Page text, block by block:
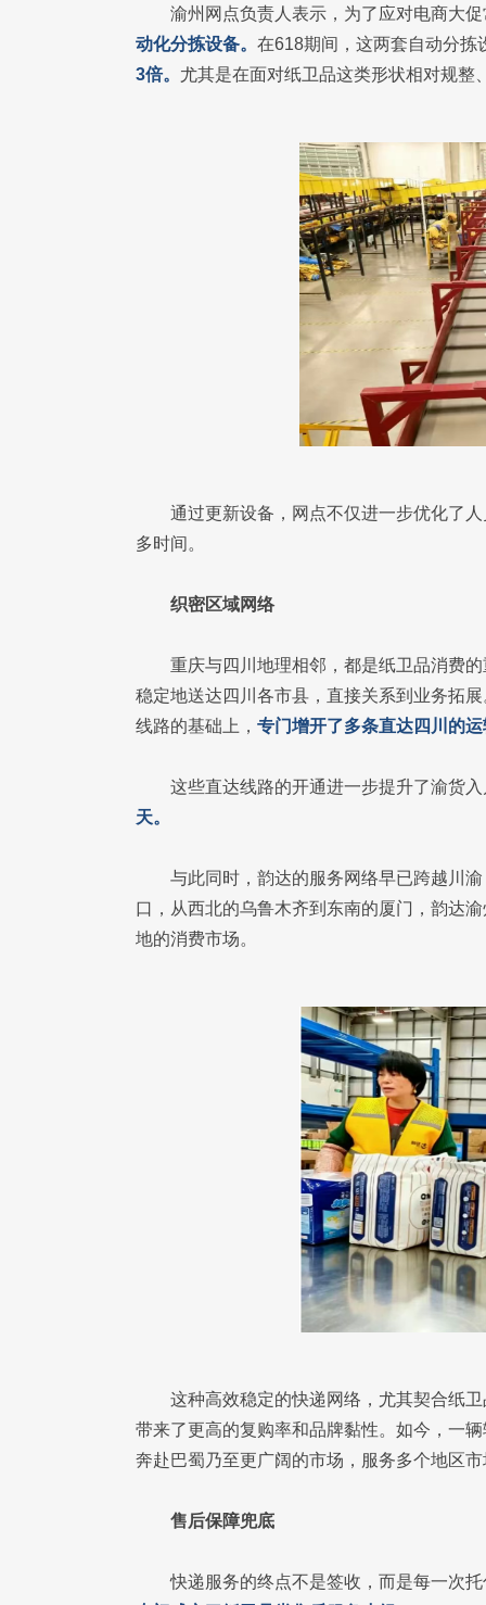
渝州网点负责人表示，为了应对电商大
动化分拣设备。 在618期间，这两套自动分拣
3倍。 尤其是在面对纸卫品这类形状相对规整
通过更新设备，网点不仅进一步优化了
多时间。
织密区域网络
重庆与四川地理相邻，都是纸卫品消费
稳定地送达四川各市县，直接关系到业务拓
线路的基础上， 专门增开了多条直达四川的
这些直达线路的开通进一步提升了渝货
天。
与此同时，韵达的服务网络早已跨越川
口，从西北的乌鲁木齐到东南的厦门，韵达
地的消费市场。
这种高效稳定的快递网络，尤其契合纸
带来了更高的复购率和品牌黏性。如今，一
奔赴巴蜀乃至更广阔的市场，服务多个地区
售后保障兜底
快递服务的终点不是签收，而是每一次